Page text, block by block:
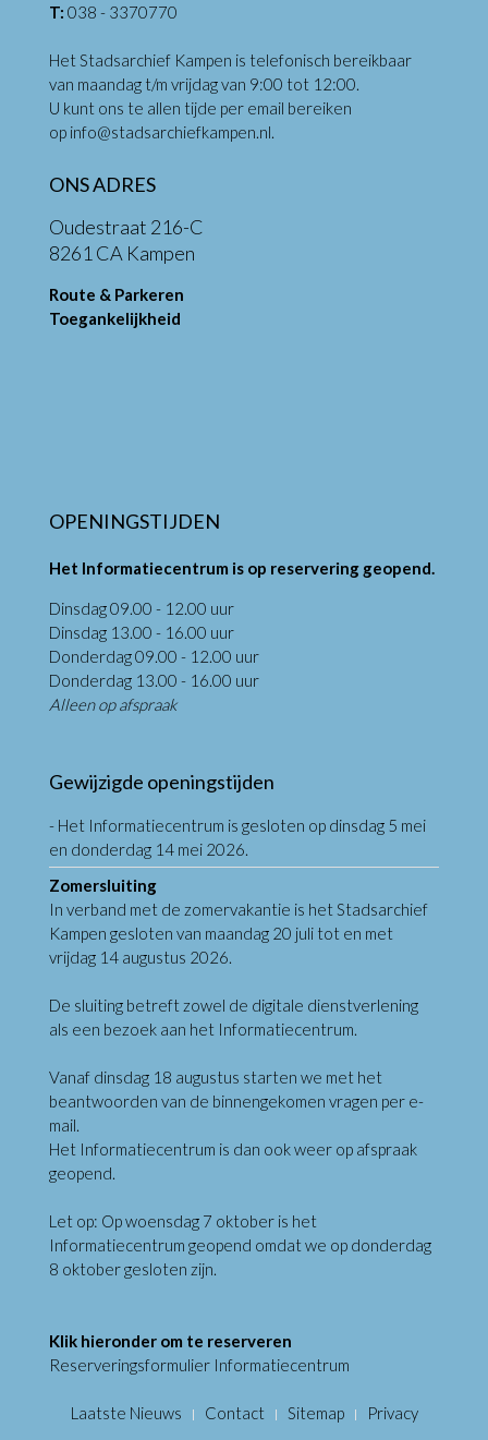
T: 038 - 3370770
Het Stadsarchief Kampen is telefonisch bereikbaar
van maandag t/m vrijdag van 9:00 tot 12:00.
U kunt ons te allen tijde per email bereiken
op info@stadsarchiefkampen.nl.
ONS ADRES
Oudestraat 216-C
8261 CA Kampen
Route & Parkeren
Toegankelijkheid
OPENINGSTIJDEN
Het Informatiecentrum is op reservering geopend.
Dinsdag 09.00 - 12.00 uur
Dinsdag 13.00 - 16.00 uur
Donderdag 09.00 - 12.00 uur
Donderdag 13.00 - 16.00 uur
Alleen op afspraak
Gewijzigde openingstijden
- Het Informatiecentrum is gesloten op dinsdag 5 mei
en donderdag 14 mei 2026.
Zomersluiting
In verband met de zomervakantie is het Stadsarchief
Kampen gesloten van maandag 20 juli tot en met
vrijdag 14 augustus 2026.
De sluiting betreft zowel de digitale dienstverlening
als een bezoek aan het Informatiecentrum.
Vanaf dinsdag 18 augustus starten we met het
beantwoorden van de binnengekomen vragen per e-
mail.
Het Informatiecentrum is dan ook weer op afspraak
geopend.
Let op: Op woensdag 7 oktober is het
Informatiecentrum geopend omdat we op donderdag
8 oktober gesloten zijn.
Klik hieronder om te reserveren
Reserveringsformulier Informatiecentrum
Laatste Nieuws Contact Sitemap
Privacy